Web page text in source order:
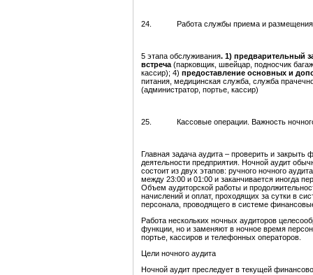
24. Работа службы приема и размещения.
5 этапа обслуживания. 1) предварительный
встреча (парковщик, швейцар, подносчик
кассир); 4) предоставление основных и
питания, медицинская служба, служба
(администратор, портье, кассир)
25. Кассовые операции. Важность ночного
Главная задача аудита – проверить и
деятельности предприятия. Ночной аудит
состоит из двух этапов: ручного ночного
между 23:00 и 01:00 и заканчивается иногда
Объем аудиторской работы и
начислений и оплат, проходящих за сутки в
персонала, проводящего в системе
Работа нескольких ночных аудиторов
функции, но и заменяют в ночное время
портье, кассиров и телефонных операторов.
Цели ночного аудита
Ночной аудит преследует в текущей